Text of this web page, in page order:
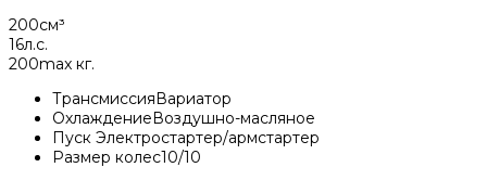
200см³
16л.с.
200max кг.
ТрансмиссияВариатор
ОхлаждениеВоздушно-масляное
Пуск Электростартер/армстартер
Размер колес10/10